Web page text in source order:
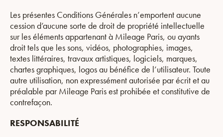
Les présentes Conditions Générales n’emportent aucune
cession d’aucune sorte de droit de propriété intellectuelle
sur les éléments appartenant à Mileage Paris, ou ayants
droit tels que les sons, vidéos, photographies, images,
textes littéraires, travaux artistiques, logiciels, marques,
chartes graphiques, logos au bénéfice de l’utilisateur. Toute
autre utilisation, non expressément autorisée par écrit et au
préalable par Mileage Paris est prohibée et constitutive de
contrefaçon.
RESPONSABILITÉ